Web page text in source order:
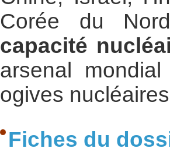
Corée du
capacité
arsenal
ogives
Fiches du